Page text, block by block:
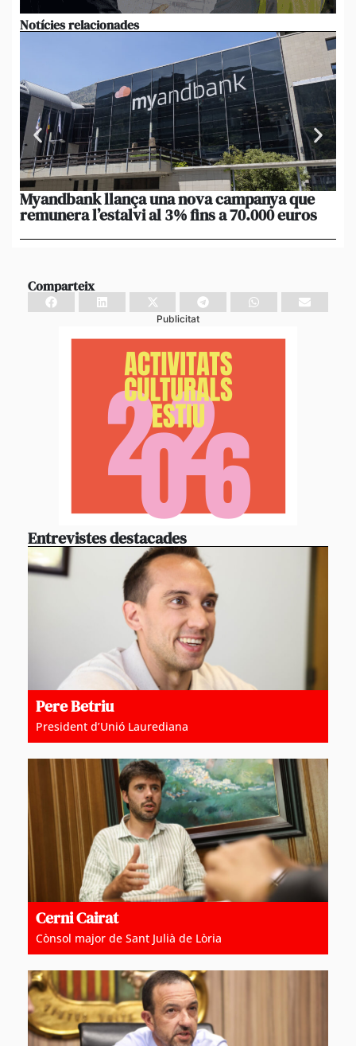
Notícies relacionades
Myandbank llança una nova campanya que
remunera l’estalvi al 3% fins a 70.000 euros
Comparteix
Publicitat
Entrevistes destacades
Pere Betriu
President d’Unió Laurediana
Cerni Cairat
Cònsol major de Sant Julià de Lòria